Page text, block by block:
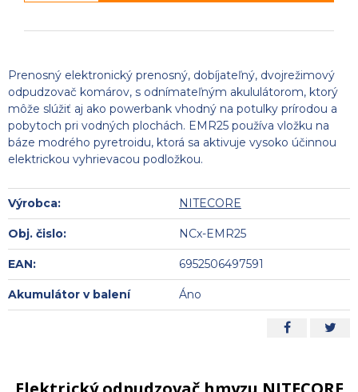
Prenosný elektronický prenosný, dobíjateľný, dvojrežimový
odpudzovač komárov, s odnímateľným akululátorom, ktorý
môže slúžiť aj ako powerbank vhodný na potulky prírodou a
pobytoch pri vodných plochách. EMR25 používa vložku na
báze modrého pyretroidu, ktorá sa aktivuje vysoko účinnou
elektrickou vyhrievacou podložkou.
Výrobca: NITECORE
Obj. čislo: NCx-EMR25
EAN: 6952506497591
Akumulátor v balení Áno